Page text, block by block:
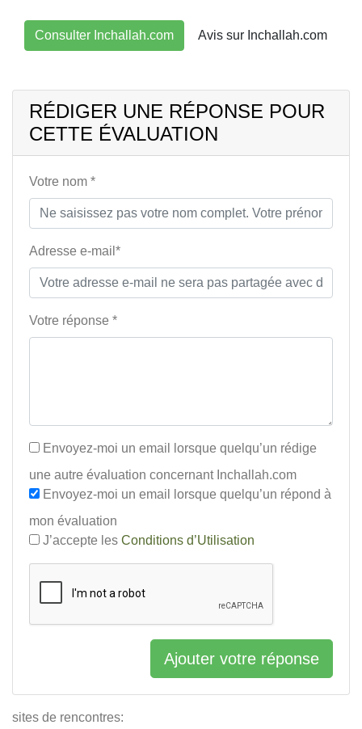
sites de rencontres:
Consulter Inchallah.com Avis sur Inchallah.com
RÉDIGER UNE RÉPONSE POUR
CETTE ÉVALUATION
Votre nom *
Adresse e-mail*
Votre réponse *
Envoyez-moi un email lorsque quelqu’un rédige
une autre évaluation concernant Inchallah.com
Envoyez-moi un email lorsque quelqu’un répond à
mon évaluation
J’accepte les Conditions d’Utilisation
Ajouter votre réponse